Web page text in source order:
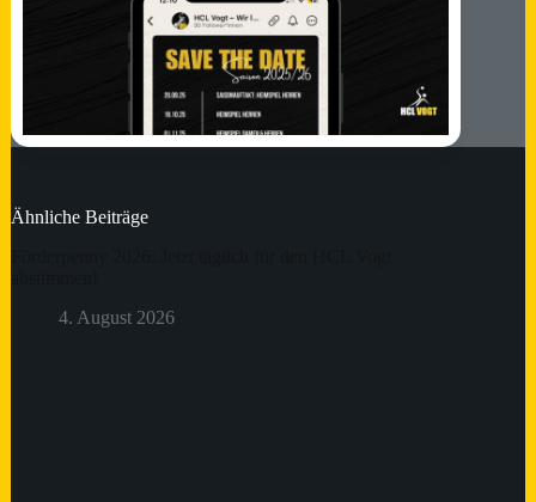
Ähnliche Beiträge
4. August 2026